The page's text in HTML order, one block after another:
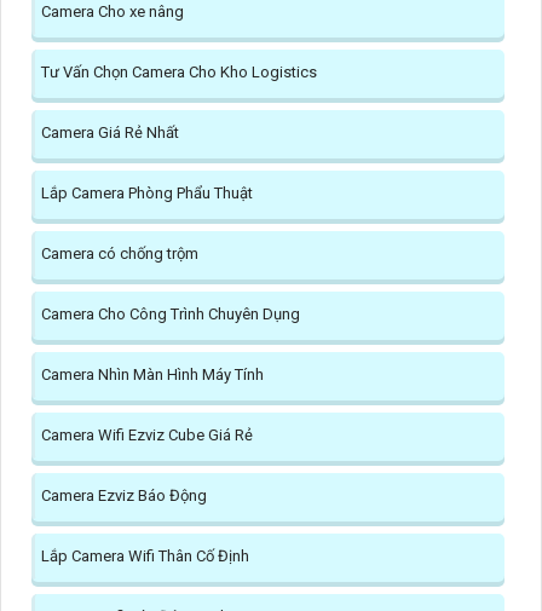
Camera Cho xe nâng
Tư Vấn Chọn Camera Cho Kho Logistics
Camera Giá Rẻ Nhất
Lắp Camera Phòng Phẩu Thuật
Camera có chống trộm
Camera Cho Công Trình Chuyên Dụng
Camera Nhìn Màn Hình Máy Tính
Camera Wifi Ezviz Cube Giá Rẻ
Camera Ezviz Báo Động
Lắp Camera Wifi Thân Cố Định